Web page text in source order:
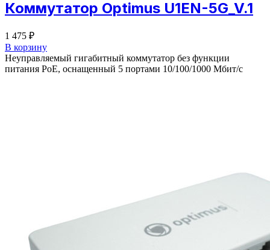
Коммутатор Optimus U1EN-5G_V.1
1 475 ₽
В корзину
Неуправляемый гигабитный коммутатор без функции
питания PoE, оснащенный 5 портами 10/100/1000 Мбит/с